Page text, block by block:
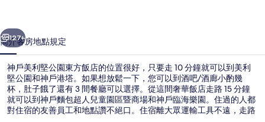
東
方
飯
店
的
個 下一個
127+
簡介客房地點規定
神戶美利堅公園東方飯店的位置很好，只要走 10 分鐘就可以到美利
堅公園和神戶港塔。如果想放鬆一下，您可以到酒吧/酒廊小酌幾
杯，肚子餓了還有 3 間餐廳可以選擇。從這間奢華飯店走路 15 分鐘
就可以到神戶麵包超人兒童園區暨商場和神戶臨海樂園。住過的人都
對住宿的友善員工和地點讚不絕口。住宿離大眾運輸工具不遠，走路